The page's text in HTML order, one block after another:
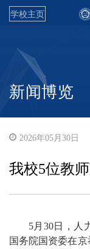
学校主页
新闻博览
2026年05月30日
我校5位教
5月30日，人
国务院国资委在